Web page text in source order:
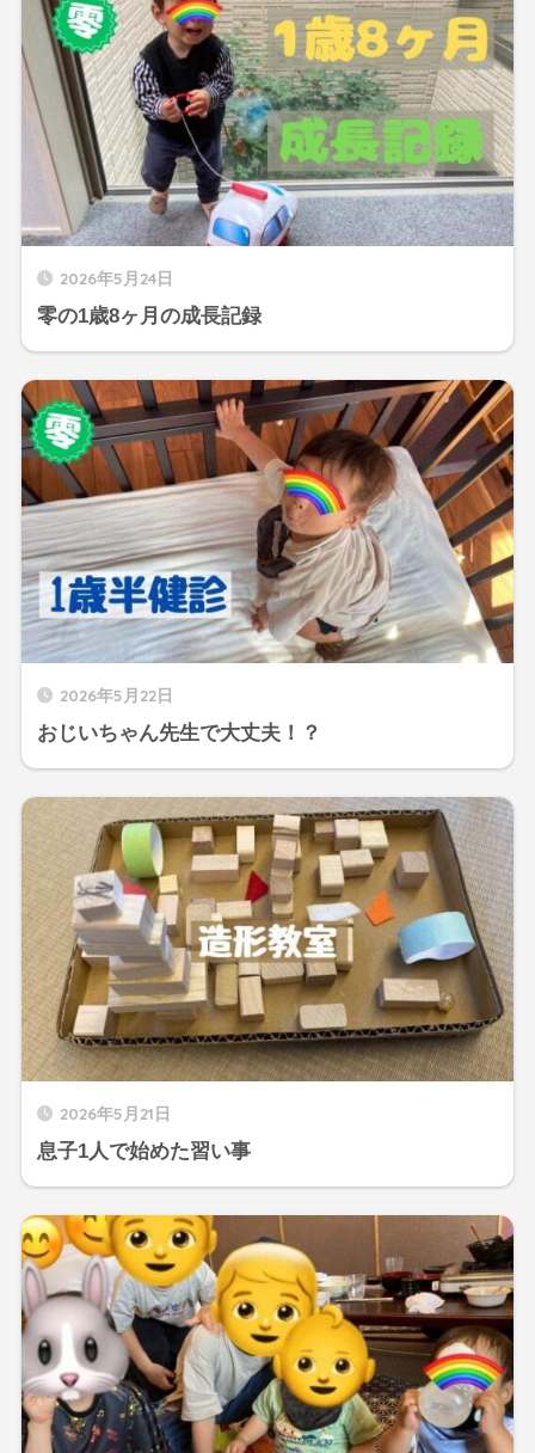
2026年5月24日
零の1歳8ヶ月の成長記録
2026年5月22日
おじいちゃん先生で大丈夫！？
2026年5月21日
息子1人で始めた習い事